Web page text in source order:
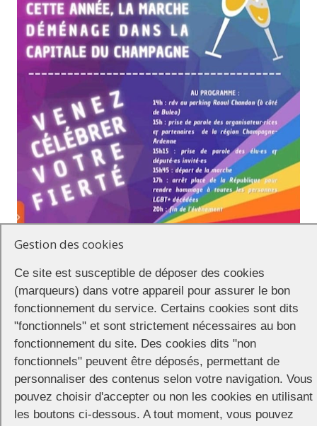
La Marche
Les manifestants ont rendez-vous à 15h sur le parking Raoul
Chandon pour la préparation du cortège.
Prise de paroles et inauguration de la Marche. Départ à 15h45. Arrêt
sur la place de la République pour rendre hommage à toutes les
personnes LGBT+ décédées.
Fin de la manifestation aux environs de 18h.
La soirée
Gestion des cookies
Ce site est susceptible de déposer des cookies
(marqueurs) dans votre appareil pour assurer le bon
fonctionnement du service. Certains cookies sont dits
"fonctionnels" et sont strictement nécessaires au bon
fonctionnement du site. Des cookies dits "non
fonctionnels" peuvent être déposés, permettant de
personnaliser des contenus selon votre navigation. Vous
pouvez choisir d'accepter ou non les cookies en utilisant
les boutons ci-dessous. A tout moment, vous pouvez